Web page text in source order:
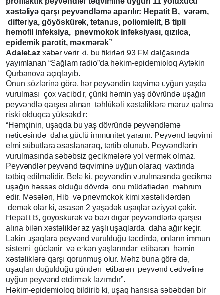
xəstəliyə qarşı peyvəndləmə aparılır: Hepatit B, vərəm,
difteriya, göyöskürək, tetanus, poliomielit, B tipli
hemofil infeksiya, pnevmokok infeksiyası, qızılca,
epidemik parotit, məxmərək”
Adalet.az xəbər verir ki, bu fikirləri 93 FM dalğasında
yayımlanan “Sağlam radio”da həkim-epidemioloq Aytəkin
Qurbanova açıqlayıb.
Onun sözlərinə görə, hər peyvəndin təqvimə uyğun yaşda
vurulması çox vacibdir, çünki həmin yaş dövründə uşağın
peyvəndlə qarşısı alınan təhlükəli xəstəliklərə məruz qalma
riski olduqca yüksəkdir:
“Həmçinin, uşaqda bu yaş dövründə peyvəndləmə
nəticəsində daha güclü immunitet yaranır. Peyvənd təqvimi
elmi sübutlara əsaslanaraq, tərtib olunub. Peyvəndlərin
vurulmasında səbəbsiz gecikmələrə yol vermək olmaz.
Peyvəndlər peyvənd təqviminə uyğun olaraq vaxtında
tətbiq edilməlidir. Belə ki, peyvəndin vurulmasında gecikmə
uşağın həssas olduğu dövrdə onu müdafiədən məhrum
edir. Məsələn, Hib və pnevmokok kimi xəstəliklərdən
demək olar ki, əsasən 2 yaşadək uşaqlar əziyyət çəkir.
Hepatit B, göyöskürək və bəzi digər peyvəndlərlə qarşısı
alına bilən xəstəliklər az yaşlı uşaqlarda daha ağır keçir.
Lakin uşaqlara peyvənd vurulduğu təqdirdə, onların immun
sistemi güclənir və erkən yaşlarından etibarən həmin
xəstəliklərə qarşı qorunmuş olur. Məhz buna görə də,
uşaqları doğulduğu gündən etibarən peyvənd cədvəlinə
uyğun peyvənd etdirmək lazımdır”.
Həkim-epidemioloq bildirib ki, uşaq hansısa səbəbdən bir